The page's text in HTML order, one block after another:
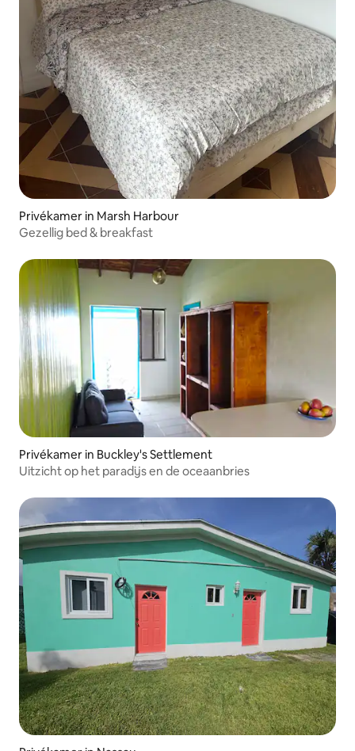
Privékamer in Marsh Harbour
Gezellig bed & breakfast
Privékamer in Buckley's Settlement
Uitzicht op het paradijs en de oceaanbries